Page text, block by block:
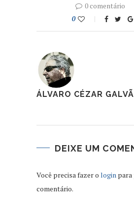
0 comentário
0
ÁLVARO CÉZAR
DEIXE UM
Você precisa fazer o login para
comentário.